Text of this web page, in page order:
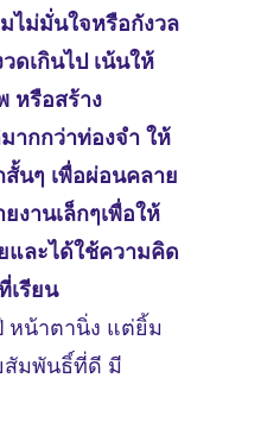
ไม่มั่นใจหรือกังวล
ดเกินไป เน้นให้
หรือสร้าง
กกว่าท่องจำ ให้
สั้นๆ เพื่อผ่อนคลาย
งานเล็กๆเพื่อให้
และได้ใช้ความคิด
เรียน
หน้าตานิ่ง แต่ยิ้ม
มพันธิ์ที่ดี มี